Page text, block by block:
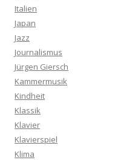
Italien
Japan
Jazz
Journalismus
Jürgen Giersch
Kammermusik
Kindheit
Klassik
Klavier
Klavierspiel
Klima